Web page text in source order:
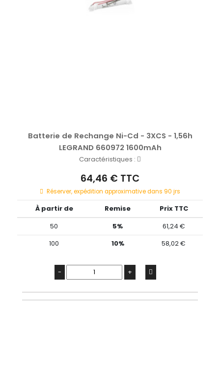
Batterie de Rechange Ni-Cd - 3XCS - 1,56h
LEGRAND 660972 1600mAh
Caractéristiques :
64,46 € TTC
Réserver, expédition approximative dans 90 jrs
À partir de Remise
Prix TTC
50
5%
61,24 €
100
10% 58,02 €
- +